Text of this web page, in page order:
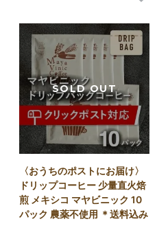
〈おうちのポストにお届け〉
ドリップコーヒー 少量直火焙
煎 メキシコ マヤビニック 10
パック 農薬不使用 ＊送料込み